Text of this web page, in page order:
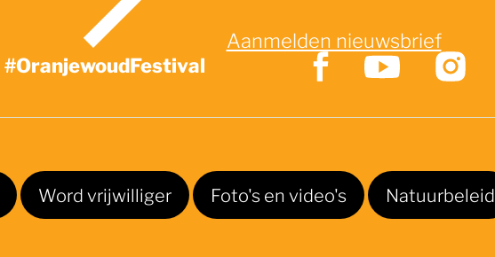
Aanmelden nieuwsbrief
#OranjewoudFestival
Word vrijwilliger Foto's en video's Natuurbeleid